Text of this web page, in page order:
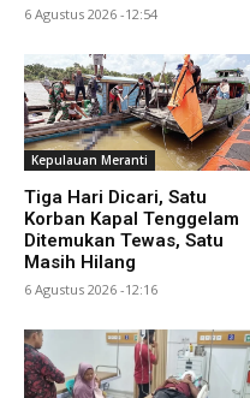
6 Agustus 2026 -12:54
Kepulauan Meranti
Tiga Hari Dicari, Satu
Korban Kapal Tenggelam
Ditemukan Tewas, Satu
Masih Hilang
6 Agustus 2026 -12:16